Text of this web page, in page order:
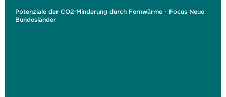
Potenziale der CO2-Minderung durch Fernwärme - Focus Neue
Bundesländer